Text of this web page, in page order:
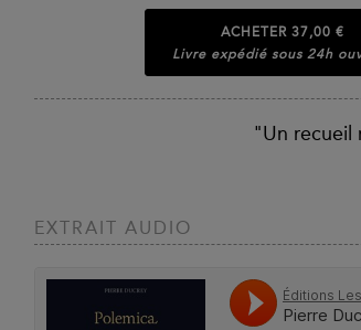
ACHETER 37,00 €
Livre expédié sous 24h
"Un recueil
EXTRAIT AUDIO